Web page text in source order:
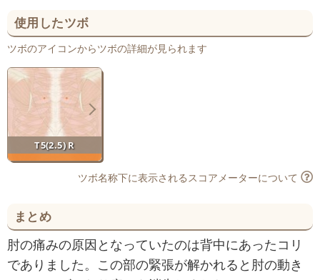
使用したツボ
ツボのアイコンからツボの詳細が見られます
T5(2.5) R
ツボ名称下に表示されるスコアメーターについて
まとめ
肘の痛みの原因となっていたのは背中にあったコリ
でありました。この部の緊張が解かれると肘の動き